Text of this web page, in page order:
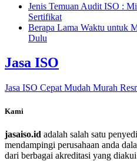
Jenis Temuan Audit ISO :
Sertifikat
Berapa Lama Waktu untuk
Dulu
Jasa ISO
Jasa ISO Cepat Mudah Murah
Kami
jasaiso.id adalah salah satu
mendampingi perusahaan anda
dari berbagai akreditasi yang